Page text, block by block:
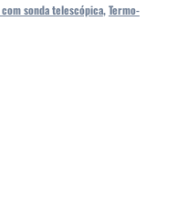
sonda telescópica,Termo-